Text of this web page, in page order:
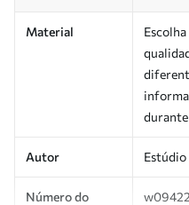
Material
durante
Autor Estúdio
Número do